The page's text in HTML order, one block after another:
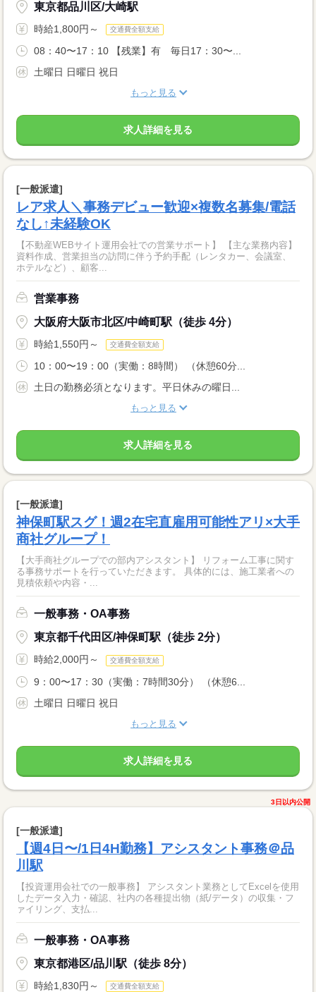
東京都品川区/大崎駅
時給1,800円～ 交通費全額支給
08：40〜17：10 【残業】有 毎日17：30〜...
土曜日 日曜日 祝日
もっと見る
求人詳細を見る
[一般派遣]
レア求人＼事務デビュー歓迎×複数名募集/電話
なし↑未経験OK
【不動産WEBサイト運用会社での営業サポート】 【主な業務内容】
資料作成、営業担当の訪問に伴う予約手配（レンタカー、会議室、
ホテルなど）、顧客...
営業事務
大阪府大阪市北区/中崎町駅（徒歩 4分）
時給1,550円～ 交通費全額支給
10：00〜19：00（実働：8時間） （休憩60分...
土日の勤務必須となります。平日休みの曜日...
もっと見る
求人詳細を見る
[一般派遣]
神保町駅スグ！週2在宅直雇用可能性アリ×大手
商社グループ！
【大手商社グループでの部内アシスタント】 リフォーム工事に関す
る事務サポートを行っていただきます。 具体的には、施工業者への
見積依頼や内容・...
一般事務・OA事務
東京都千代田区/神保町駅（徒歩 2分）
時給2,000円～ 交通費全額支給
9：00〜17：30（実働：7時間30分） （休憩6...
土曜日 日曜日 祝日
もっと見る
求人詳細を見る
3日以内公開
[一般派遣]
【週4日〜/1日4H勤務】アシスタント事務＠品
川駅
【投資運用会社での一般事務】 アシスタント業務としてExcelを使用
したデータ入力・確認、社内の各種提出物（紙/データ）の収集・フ
ァイリング、支払...
一般事務・OA事務
東京都港区/品川駅（徒歩 8分）
時給1,830円～ 交通費全額支給